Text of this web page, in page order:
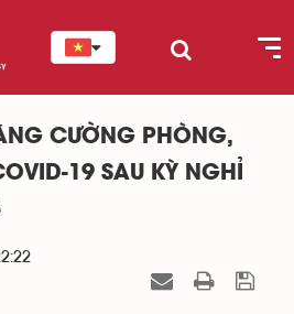
CƯỜNG PHÒNG,
19 SAU KỲ NGHỈ